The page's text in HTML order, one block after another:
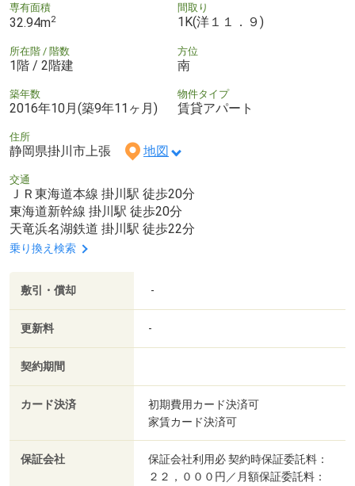
専有面積
32.94m2
間取り
1K(洋１１．９)
所在階 / 階数
1階 / 2階建
方位
南
築年数
2016年10月(築9年11ヶ月)
物件タイプ
賃貸アパート
住所
静岡県掛川市上張 地図
交通
ＪＲ東海道本線 掛川駅 徒歩20分
東海道新幹線 掛川駅 徒歩20分
天竜浜名湖鉄道 掛川駅 徒歩22分
乗り換え検索
敷引・償却 -
更新料 -
契約期間
カード決済
初期費用カード決済可
家賃カード決済可
保証会社
保証会社利用必 契約時保証委託料：
２２，０００円／月額保証委託料：